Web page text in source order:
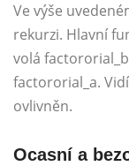
Ve výše
rekurzi. Hlavní
volá
factororial_a.
ovlivněn.
Ocasní a